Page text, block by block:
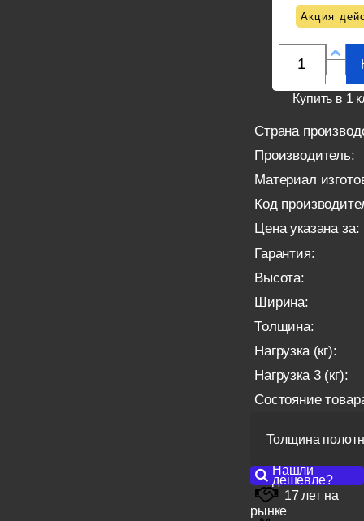
Акция
Купить в 1
Страна
Производитель:
Материал
Код
Цена указана за:
Гарантия:
Высота:
Ширина:
Толщина:
Нагрузка (кг):
Нагрузка 3 (кг):
Состояние
Толщина
Нашли
дешевле?
17 лет на
рынке